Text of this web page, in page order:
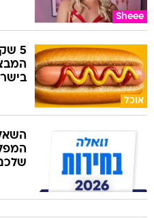
Sheee
אוכל
5